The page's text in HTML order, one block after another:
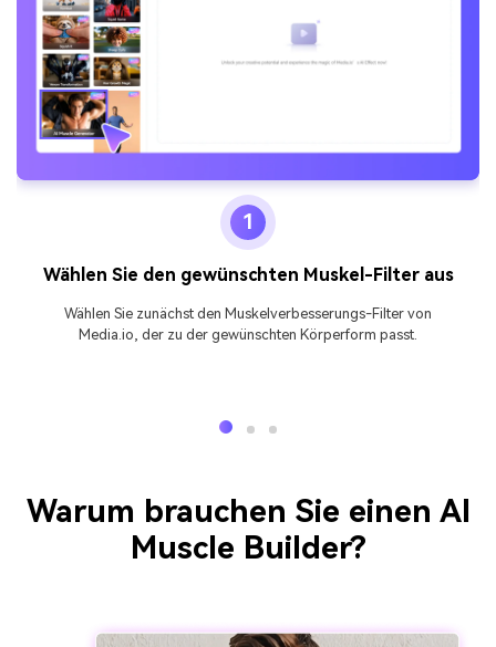
1
Wählen Sie den gewünschten Muskel-Filter aus
Wählen Sie zunächst den Muskelverbesserungs-Filter von
Media.io, der zu der gewünschten Körperform passt.
Warum brauchen Sie einen AI
Muscle Builder?